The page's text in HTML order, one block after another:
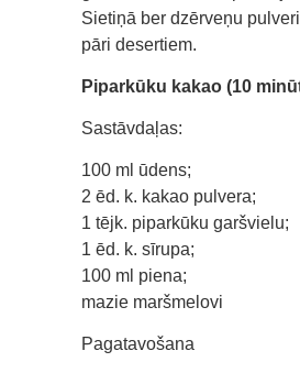
Sietiņā ber dzērveņu
pāri desertiem.
Piparkūku kakao (10
Sastāvdaļas:
100 ml ūdens;
2 ēd. k. kakao pulvera;
1 tējk. piparkūku garšvielu;
1 ēd. k. sīrupa;
100 ml piena;
mazie maršmelovi
Pagatavošana